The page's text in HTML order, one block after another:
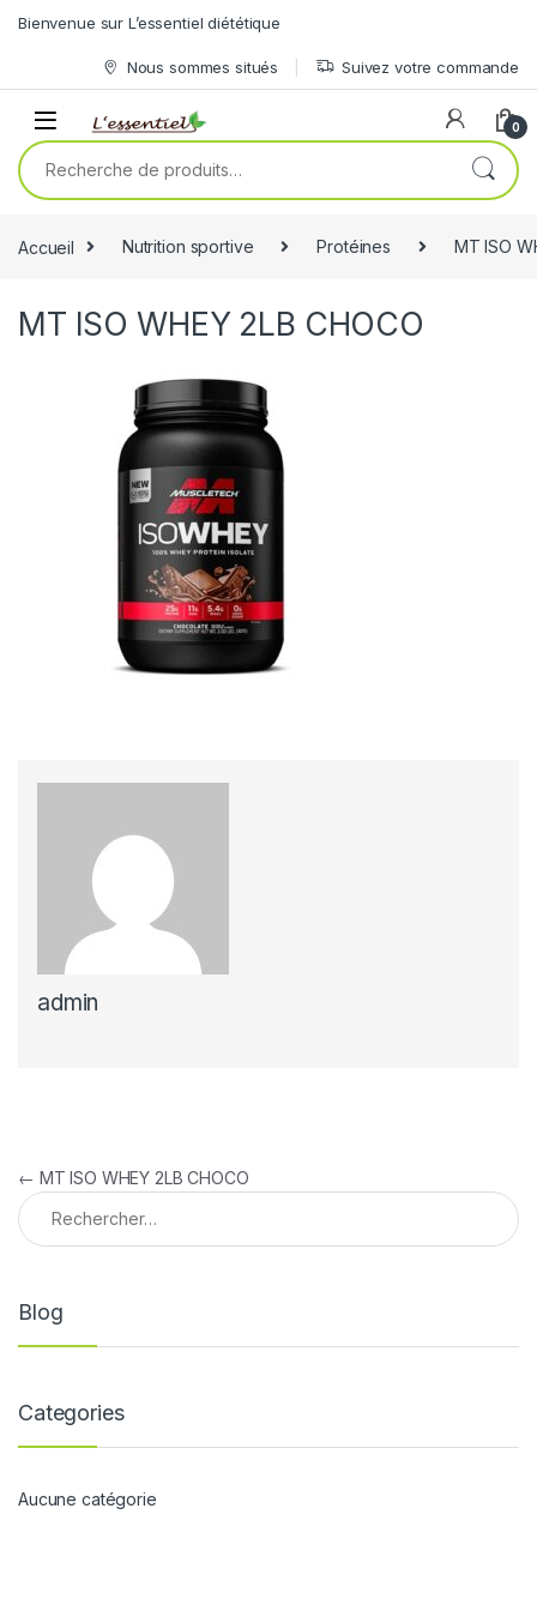
Skip to navigation
Bienvenue sur L’essentiel diététique
Nous sommes situés Suivez votre commande
0
Recherche pour :
Accueil Nutrition sportive Protéines MT ISO
MT ISO WHEY 2LB CHOCO
admin
Navigation de l’article
← MT ISO WHEY 2LB CHOCO
Rechercher :
Blog
Categories
Aucune catégorie